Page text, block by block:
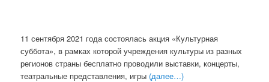
11 сентября 2021 года состоялась акция «Культурная
суббота», в рамках которой учреждения культуры из разных
регионов страны бесплатно проводили выставки, концерты,
театральные представления, игры (далее…)